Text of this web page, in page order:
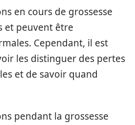
en cours de grossesse
et peuvent être
Cependant, il est
les distinguer des pertes
et de savoir quand
pendant la grossesse